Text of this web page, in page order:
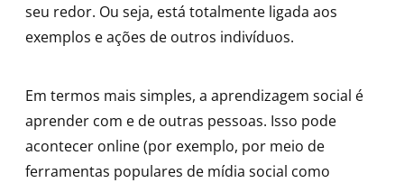
seu redor. Ou seja, está totalmente ligada aos
exemplos e ações de outros indivíduos.
Em termos mais simples, a aprendizagem social é
aprender com e de outras pessoas. Isso pode
acontecer online (por exemplo, por meio de
ferramentas populares de mídia social como